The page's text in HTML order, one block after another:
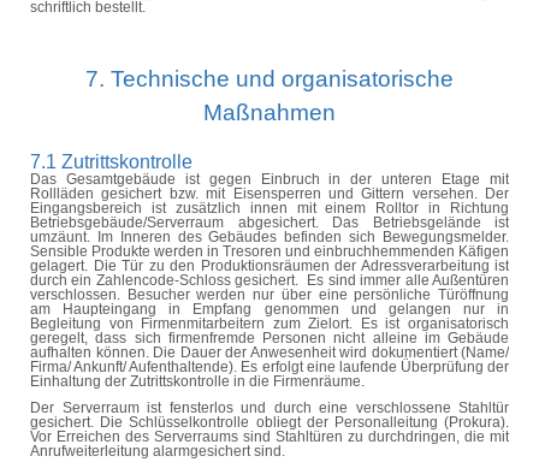
schriftlich bestellt.
7. Technische und organisatorische
Maßnahmen
7.1 Zutrittskontrolle
Das Gesamtgebäude ist gegen Einbruch in der unteren Etage mit
Rollläden gesichert bzw. mit Eisensperren und Gittern versehen. Der
Eingangsbereich ist zusätzlich innen mit einem Rolltor in Richtung
Betriebsgebäude/Serverraum abgesichert. Das Betriebsgelände ist
umzäunt. Im Inneren des Gebäudes befinden sich Bewegungsmelder.
Sensible Produkte werden in Tresoren und einbruchhemmenden Käfigen
gelagert. Die Tür zu den Produktionsräumen der Adressverarbeitung ist
durch ein Zahlencode-Schloss gesichert.
Es sind immer alle Außentüren
verschlossen. Besucher werden nur über eine persönliche Türöffnung
am Haupteingang in Empfang genommen und gelangen nur in
Begleitung von Firmenmitarbeitern zum Zielort. Es ist organisatorisch
geregelt, dass sich firmenfremde Personen nicht alleine im Gebäude
aufhalten können. Die Dauer der Anwesenheit wird dokumentiert (Name/
Firma/ Ankunft/Aufenthaltende). Es erfolgt eine laufende Überprüfung der
Einhaltung der Zutrittskontrolle in die Firmenräume.
Der Serverraum ist fensterlos und durch eine verschlossene Stahltür
gesichert. Die Schlüsselkontrolle obliegt der Personalleitung (Prokura).
Vor Erreichen des Serverraums sind Stahltüren zu durchdringen, die mit
Anrufweiterleitung alarmgesichert sind.